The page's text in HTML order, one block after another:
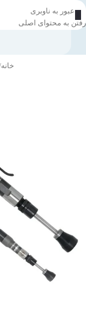
عبور به ناوبری
رفتن به محتوای اصلی
خانه